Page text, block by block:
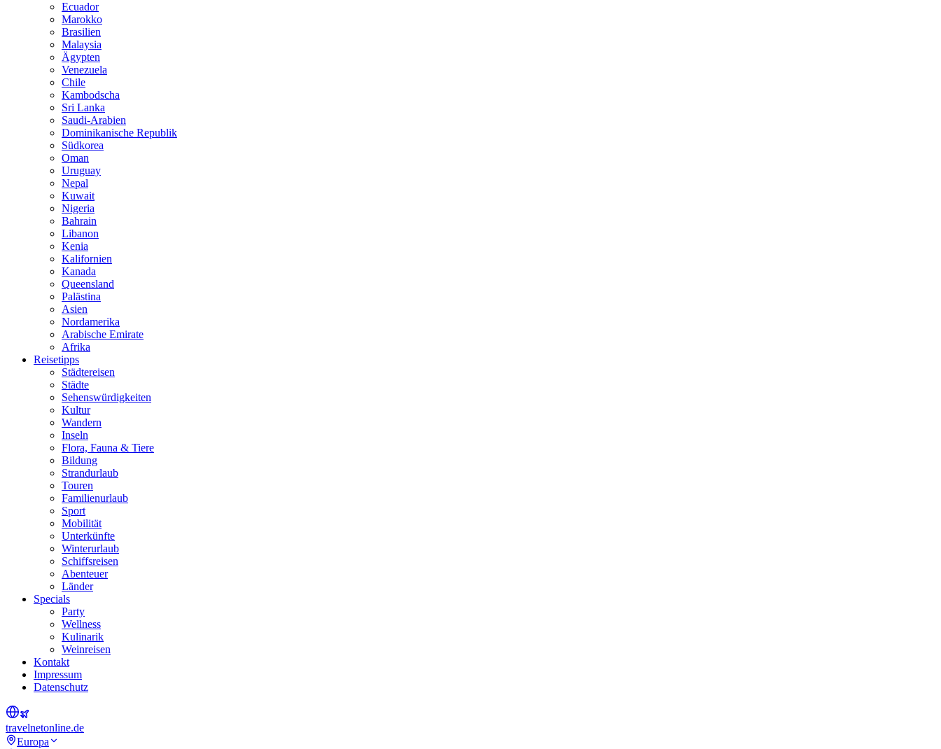
Ecuador
Marokko
Brasilien
Malaysia
Ägypten
Venezuela
Chile
Kambodscha
Sri Lanka
Saudi-Arabien
Dominikanische Republik
Südkorea
Oman
Uruguay
Nepal
Kuwait
Nigeria
Bahrain
Libanon
Kenia
Kalifornien
Kanada
Queensland
Palästina
Asien
Nordamerika
Arabische Emirate
Afrika
Reisetipps
Städtereisen
Städte
Sehenswürdigkeiten
Kultur
Wandern
Inseln
Flora, Fauna & Tiere
Bildung
Strandurlaub
Touren
Familienurlaub
Sport
Mobilität
Unterkünfte
Winterurlaub
Schiffsreisen
Abenteuer
Länder
Specials
Party
Wellness
Kulinarik
Weinreisen
Kontakt
Impressum
Datenschutz
travelnetonline.de
Europa